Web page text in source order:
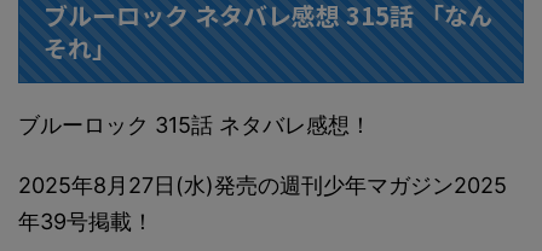
ブルーロック ネタバレ感想 315話 「なん
それ」
ブルーロック 315話 ネタバレ感想！
2025年8月27日(水)発売の週刊少年マガジン2025
年39号掲載！